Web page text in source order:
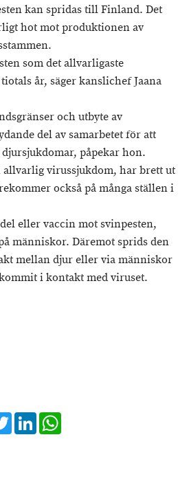
kan spridas till Finland. Det
hot mot produktionen av
som det allvarligaste
år, säger kanslichef Jaana
och utbyte av
del av samarbetet för att
påpekar hon.
allvarlig virussjukdom, har brett ut
också på många ställen i
eller vaccin mot svinpesten,
människor. Däremot sprids den
mellan djur eller via människor
i kontakt med viruset.
TwitterLinkedIn